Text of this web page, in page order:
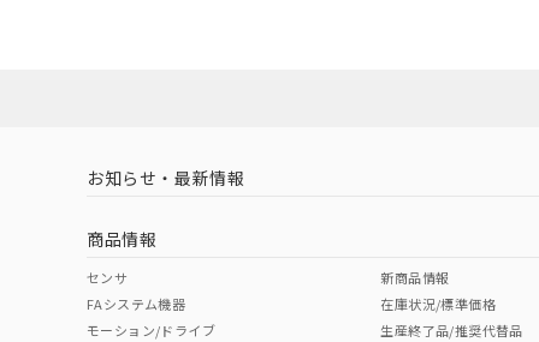
中国 RoHS 注意事項・凡例
中国 RoHS表
Pb Hg Cr(VI)
（イギリス
（ノルウェー
お知らせ・最新情報
商品情報
センサ
FAシステム機器
モーション/ドライブ
新商品情報
在庫状況/標準価格
生産終了品/推奨代替品